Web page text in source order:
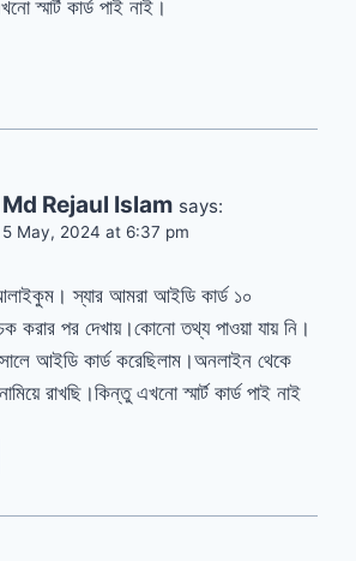
স্মার্ট কার্ড পাই নাই।
Md Rejaul Islam says:
5 May, 2024 at 6:37 pm
স্যার আমরা আইডি কার্ড ১০
করার পর দেখায়।কোনো তথ্য পাওয়া যায় নি।
আইডি কার্ড করেছিলাম।অনলাইন থেকে
রাখছি।কিন্তু এখনো স্মার্ট কার্ড পাই নাই